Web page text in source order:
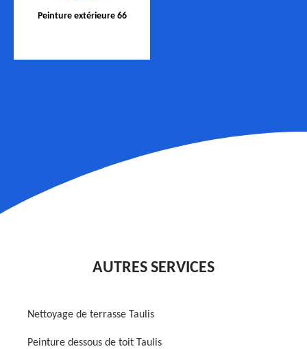
Peinture extérieure 66
AUTRES SERVICES
Nettoyage de terrasse Taulis
Peinture dessous de toit Taulis